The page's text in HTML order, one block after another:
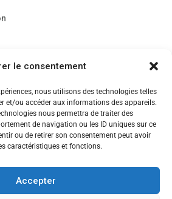
le consentement
nous utilisons des technologies telles
et/ou accéder aux informations des appareils.
nous permettra de traiter des
de navigation ou les ID uniques sur ce
ou de retirer son consentement peut avoir
caractéristiques et fonctions.
Accepter